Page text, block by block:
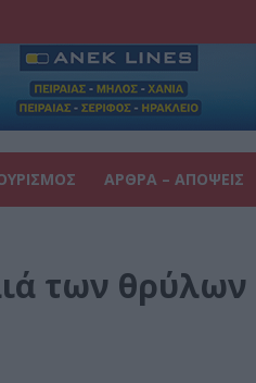
ΑΡΘΡΑ – ΑΠΟΨΕΙΣ
των θρύλων